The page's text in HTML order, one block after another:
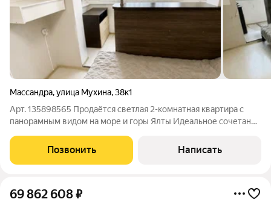
Массандра,улица Мухина,38к1
Арт. 135898565 Продаётся светлая 2-комнатная квартира с
панорамным видом на море и горы Ялты Идеальное сочетание
Квартира расположена на улице Мухина, в нижней Массандре,
на 8 этаже 9-этажного
Позвонить Написать
69 862 608₽